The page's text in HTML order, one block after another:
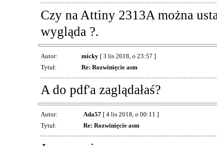
Czy na Attiny 2313A można
wygląda ?.
Autor: micky[ 3 lis 2018, o 23:57 ]
Tytuł:
Re: Rozwinięcie asm
A do pdf'a zaglądałaś?
Autor: Ada57[ 4 lis 2018, o 00:11 ]
Tytuł:
Re: Rozwinięcie asm